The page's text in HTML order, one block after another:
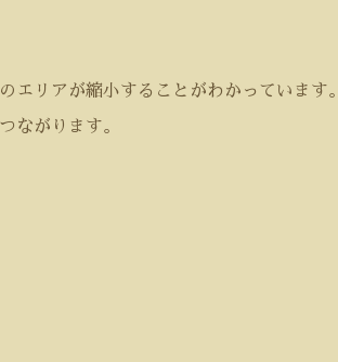
エリアが縮小することがわかっています。
ながります。